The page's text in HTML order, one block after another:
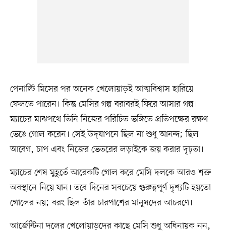
পেনাল্টি মিসের পর অনেক খেলোয়াড়ই আত্মবিশ্বাস হারিয়ে
ফেলতে পারেন। কিন্তু মেসির গল্প বরাবরই ফিরে আসার গল্প।
ম্যাচের মাঝপথে তিনি নিজের পরিচিত ভঙ্গিতে প্রতিপক্ষের রক্ষণ
ভেঙে গোল করেন। সেই উদ্‌যাপনে ছিল না শুধু আনন্দ; ছিল
আবেগ, চাপ এবং নিজের ভেতরের লড়াইকে জয় করার দৃঢ়তা।
ম্যাচের শেষ মুহূর্তে আরেকটি গোল করে মেসি দলকে আরও শক্ত
অবস্থানে নিয়ে যান। তবে দিনের সবচেয়ে গুরুত্বপূর্ণ দৃশ্যটি হয়তো
গোলের নয়; বরং ছিল তাঁর চারপাশের মানুষদের আচরণে।
আর্জেন্টিনা দলের খেলোয়াড়দের কাছে মেসি শুধু অধিনায়ক নন,